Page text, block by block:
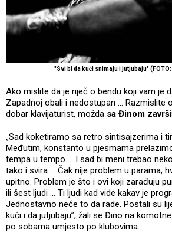
"Svi bi da kući snimaju i jutjubaju"
Ako mislite da je riječ o bendu koji vam je
Zapadnoj obali i nedostupan ... Razmislite
dobar klavijaturist, možda sa Đinom
„Sad koketiramo sa retro sintisajzerima i
Međutim, konstanto u pjesmama
tempa u tempo ... I sad bi meni trebao
tako i svira ... Čak nije problem u parama,
upitno. Problem je što i ovi koji zarađuju
ili šest ljudi ... Ti ljudi kad vide kakav je
Jednostavno neće to da rade. Postali su
kući i da jutjubaju”, žali se Đino na
po sobama umjesto po klubovima.